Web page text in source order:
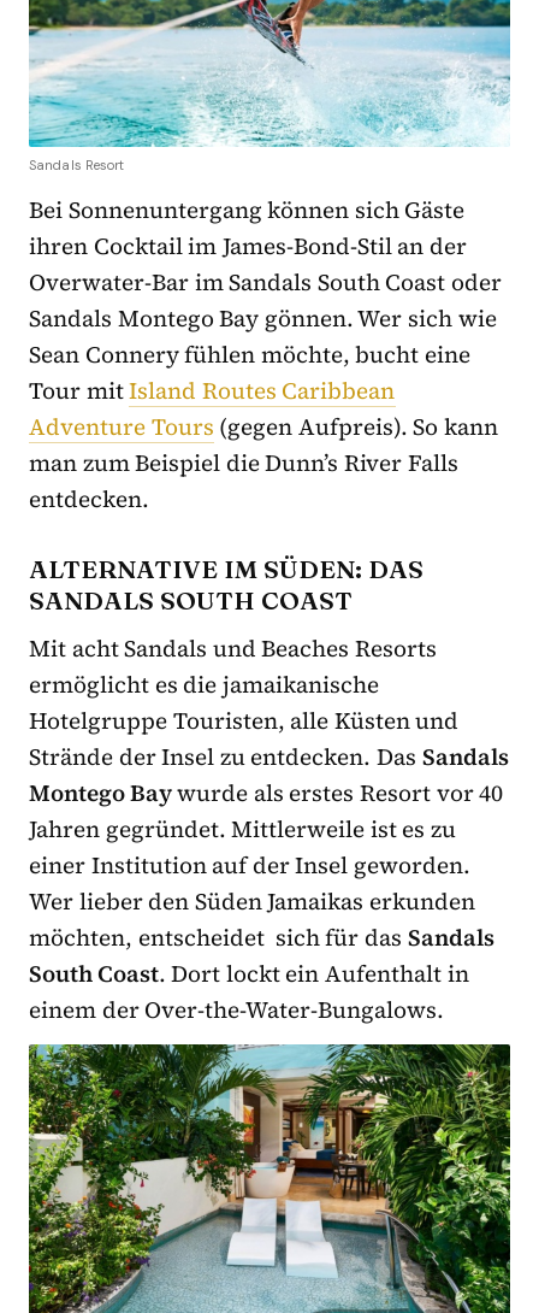
Sandals Resort
Bei Sonnenuntergang können sich Gäste
ihren Cocktail im James-Bond-Stil an der
Overwater-Bar im Sandals South Coast oder
Sandals Montego Bay gönnen. Wer sich wie
Sean Connery fühlen möchte, bucht eine
Tour mitIsland Routes Caribbean
Adventure Tours (gegen Aufpreis). So kann
man zum Beispiel die Dunn’s River Falls
entdecken.
ALTERNATIVE IM SÜDEN: DAS
SANDALS SOUTH COAST
Mit acht Sandals und Beaches Resorts
ermöglicht es die jamaikanische
Hotelgruppe Touristen, alle Küsten und
Strände der Insel zu entdecken. Das Sandals
Montego Baywurde als erstes Resort vor 40
Jahren gegründet. Mittlerweile ist es zu
einer Institution auf der Insel geworden.
Wer lieber den Süden Jamaikas erkunden
möchten, entscheidet sich für das Sandals
South Coast. Dort lockt ein Aufenthalt in
einem der Over-the-Water-Bungalows.